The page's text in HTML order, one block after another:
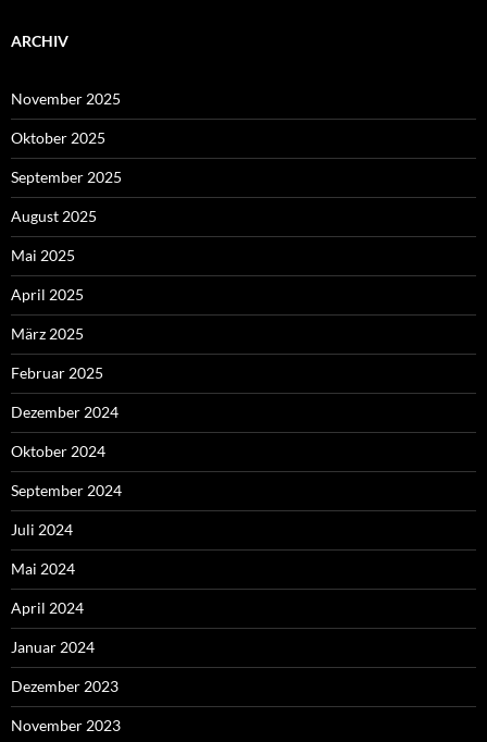
ARCHIV
November 2025
Oktober 2025
September 2025
August 2025
Mai 2025
April 2025
März 2025
Februar 2025
Dezember 2024
Oktober 2024
September 2024
Juli 2024
Mai 2024
April 2024
Januar 2024
Dezember 2023
November 2023